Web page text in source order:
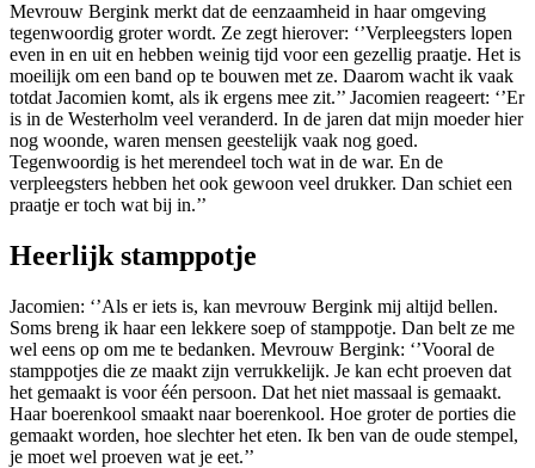
Mevrouw Bergink merkt dat de eenzaamheid in haar omgeving
tegenwoordig groter wordt. Ze zegt hierover: ‘’Verpleegsters lopen
even in en uit en hebben weinig tijd voor een gezellig praatje. Het is
moeilijk om een band op te bouwen met ze. Daarom wacht ik vaak
totdat Jacomien komt, als ik ergens mee zit.’’ Jacomien reageert: ‘’Er
is in de Westerholm veel veranderd. In de jaren dat mijn moeder hier
nog woonde, waren mensen geestelijk vaak nog goed.
Tegenwoordig is het merendeel toch wat in de war. En de
verpleegsters hebben het ook gewoon veel drukker. Dan schiet een
praatje er toch wat bij in.’’
Heerlijk stamppotje
Jacomien: ‘’Als er iets is, kan mevrouw Bergink mij altijd bellen.
Soms breng ik haar een lekkere soep of stamppotje. Dan belt ze me
wel eens op om me te bedanken. Mevrouw Bergink: ‘’Vooral de
stamppotjes die ze maakt zijn verrukkelijk. Je kan echt proeven dat
het gemaakt is voor één persoon. Dat het niet massaal is gemaakt.
Haar boerenkool smaakt naar boerenkool. Hoe groter de porties die
gemaakt worden, hoe slechter het eten. Ik ben van de oude stempel,
je moet wel proeven wat je eet.’’